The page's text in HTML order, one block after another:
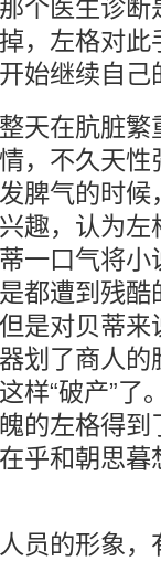
个医生诊
，左格对
始继续自己
天在肮脏
，不久天
脾气的时
趣，认为
一口气将
都遭到残
是对贝蒂
划了商人
样“破产”了
的左格得
乎和朝思
员的形象